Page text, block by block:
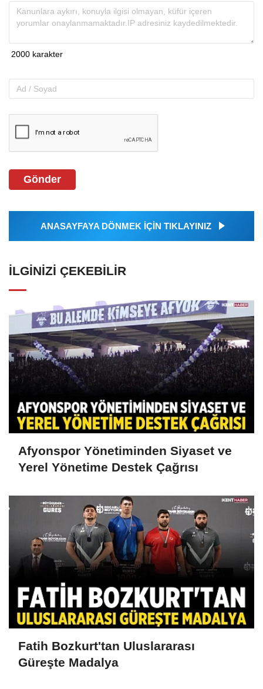
Gönder
ANASAYFAYA DÖNMEK İÇİN TIKLAYINIZ
İLGINIZI ÇEKEBILIR
Afyonspor Yönetiminden Siyaset ve
Yerel Yönetime Destek Çağrısı
Fatih Bozkurt'tan Uluslararası
Güreşte Madalya